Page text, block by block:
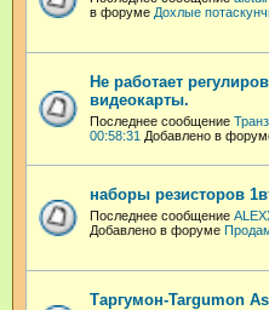
в форуме Дохлые
Не работает
видеокарты.
Последнее сообщение
00:58:31 Добавлено в
наборы резисторов
Последнее сообщение
Добавлено в форуме
Таргумон-Targumon